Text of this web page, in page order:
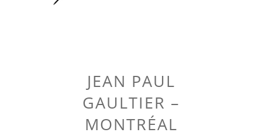
JEAN PAUL
GAULTIER –
MONTRÉAL